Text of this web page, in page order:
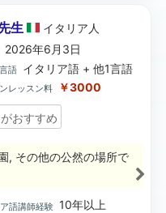
生 イタリア 人
2026年6月3日
語 イタリア語 + 他1言語
レッスン料 ￥3000
がおすすめ
, その他の公然の場所で
語講師経験 10年以上